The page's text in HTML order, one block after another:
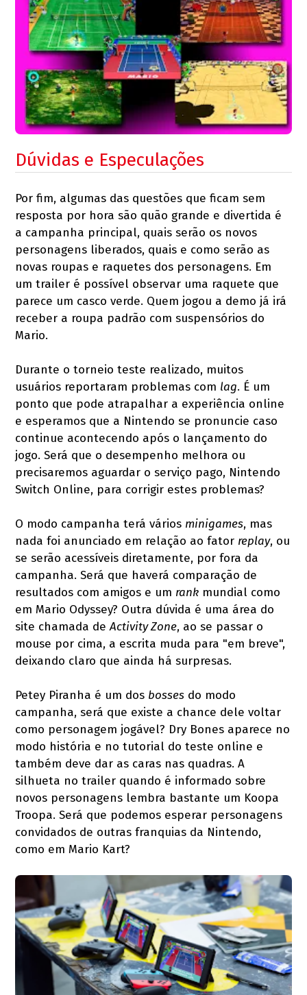
Dúvidas e Especulações
Por fim, algumas das questões que ficam sem
resposta por hora são quão grande e divertida é
a campanha principal, quais serão os novos
personagens liberados, quais e como serão as
novas roupas e raquetes dos personagens. Em
um trailer é possível observar uma raquete que
parece um casco verde. Quem jogou a demo já irá
receber a roupa padrão com suspensórios do
Mario.
Durante o torneio teste realizado, muitos
usuários reportaram problemas com lag. É um
ponto que pode atrapalhar a experiência online
e esperamos que a Nintendo se pronuncie caso
continue acontecendo após o lançamento do
jogo. Será que o desempenho melhora ou
precisaremos aguardar o serviço pago, Nintendo
Switch Online, para corrigir estes problemas?
O modo campanha terá vários minigames, mas
nada foi anunciado em relação ao fator replay, ou
se serão acessíveis diretamente, por fora da
campanha. Será que haverá comparação de
resultados com amigos e um rank mundial como
em Mario Odyssey? Outra dúvida é uma área do
site chamada deActivity Zone, ao se passar o
mouse por cima, a escrita muda para "em breve",
deixando claro que ainda há surpresas.
Petey Piranha é um dos bosses do modo
campanha, será que existe a chance dele voltar
como personagem jogável? Dry Bones aparece no
modo história e no tutorial do teste online e
também deve dar as caras nas quadras. A
silhueta no trailer quando é informado sobre
novos personagens lembra bastante um Koopa
Troopa. Será que podemos esperar personagens
convidados de outras franquias da Nintendo,
como em Mario Kart?